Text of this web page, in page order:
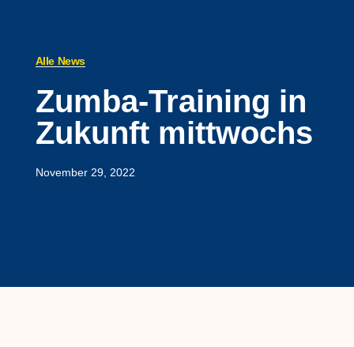
Alle News
Zumba-Training in
Zukunft mittwochs
November 29, 2022